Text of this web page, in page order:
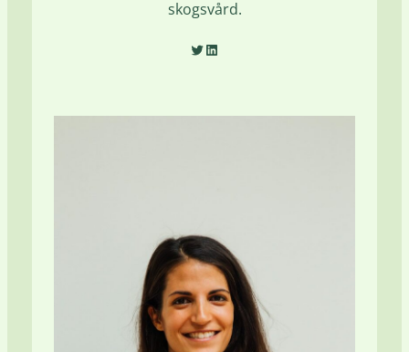
skogsvård.
Twitter LinkedIn